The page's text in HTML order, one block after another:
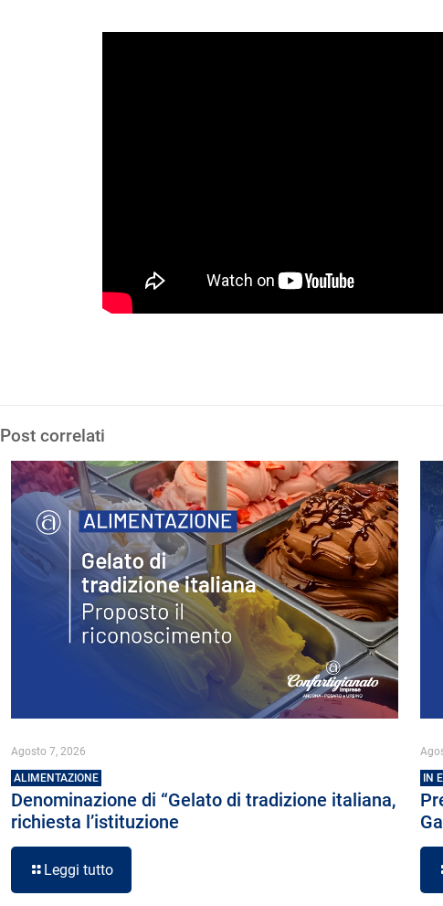
Post correlati
Agosto 7, 2026
ALIMENTAZIONE
Denominazione di “Gelato di tradizione italiana,
richiesta l’istituzione
Leggi tutto
IN